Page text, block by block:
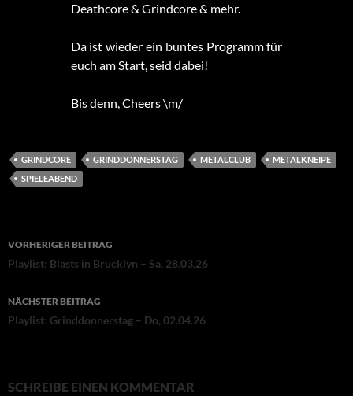
Deathcore & Grindcore & mehr.
Da ist wieder ein buntes Programm für
euch am Start, seid dabei!
Bis denn, Cheers \m/
GRINDCORE GRINDDONNERSTAG METALCLUB
METALKNEIPE
SPIELEABEND
Beitragsnavigation
VORHERIGER BEITRAG
Playlist: Blasts in Brucklyn – Sa, 28.03.26
NÄCHSTER BEITRAG
Playlist: Grinddonnerstag – Do, 02.04.26
SCHREIBE EINEN KOMMENTAR